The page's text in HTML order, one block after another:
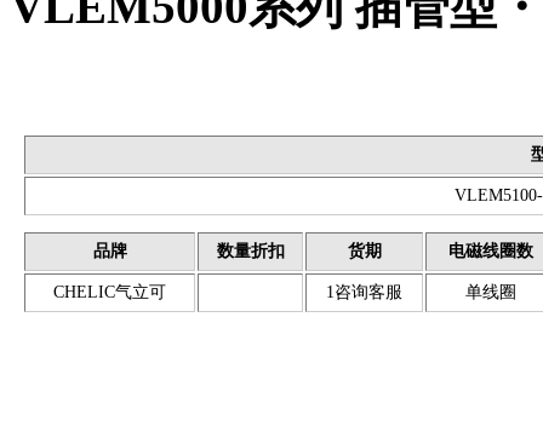
品牌 数量折扣 货期 电磁线圈数
CHELIC气立可 1咨询客服 单线圈